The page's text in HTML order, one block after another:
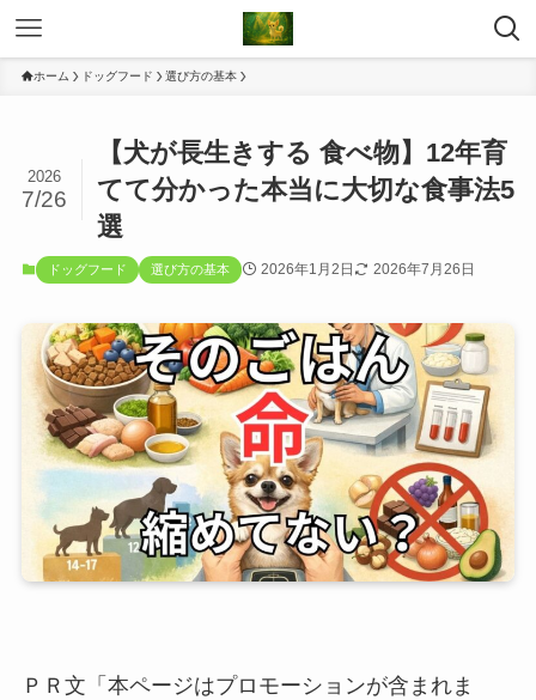
ホーム ドッグフード 選び方の基本
【犬が長生きする 食べ物】12年育
てて分かった本当に大切な食事法5
選
2026
7/26
ドッグフード 選び方の基本 2026年1月2日 2026年7月26日
ＰＲ文「本ページはプロモーションが含まれま